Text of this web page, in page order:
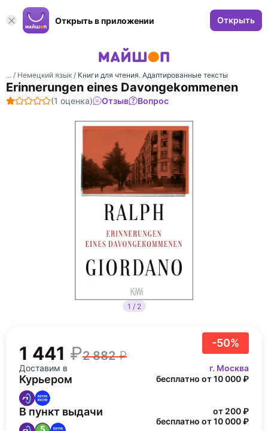
Открыть в приложении Открыть
... / Немецкий язык / Книги для чтения. Адаптированные тексты
Erinnerungen eines Davongekommenen
(1 оценка) Отзыв Вопрос
1 / 2
-50%
1 441 2 882
Доставим в г. Москва
Курьером бесплатно от 10 000 ₽
В пункт выдачи
от 200 ₽
бесплатно от 10 000 ₽